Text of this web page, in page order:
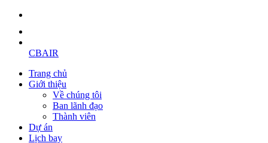
CBAIR
Trang chủ
Giới thiệu
Về chúng tôi
Ban lãnh đạo
Thành viên
Dự án
Lịch bay